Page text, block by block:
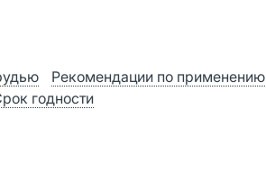
Рекомендации по применению
годности